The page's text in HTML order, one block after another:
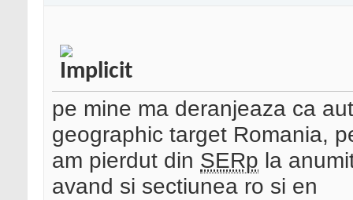
pe mine ma deranjeaza ca
geographic target Romania,
am pierdut din SERp la
avand si sectiunea ro si en